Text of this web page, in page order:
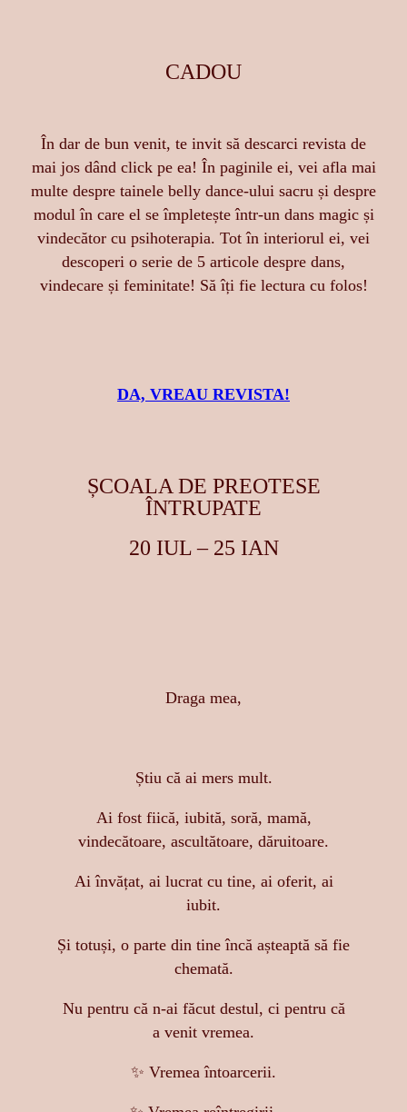
CADOU
În dar de bun venit, te invit să descarci revista de
mai jos dând click pe ea! În paginile ei, vei afla mai
multe despre tainele belly dance-ului sacru și despre
modul în care el se împletește într-un dans magic și
vindecător cu psihoterapia. Tot în interiorul ei, vei
descoperi o serie de 5 articole despre dans,
vindecare și feminitate! Să îți fie lectura cu folos!
DA, VREAU REVISTA!
ȘCOALA DE PREOTESE
ÎNTRUPATE
20 IUL – 25 IAN
Draga mea,
Știu că ai mers mult.
Ai fost fiică, iubită, soră, mamă,
vindecătoare, ascultătoare, dăruitoare.
Ai învățat, ai lucrat cu tine, ai oferit, ai
iubit.
Și totuși, o parte din tine încă așteaptă să fie
chemată.
Nu pentru că n-ai făcut destul, ci pentru că
a venit vremea.
✨ Vremea întoarcerii.